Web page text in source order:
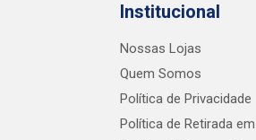
Institucional
Nossas Lojas
Quem Somos
Política de Privacidade
Política de Retirada